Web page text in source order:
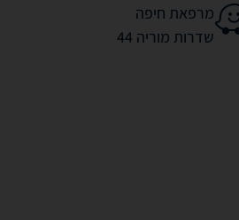
מרפאת חיפה
שדרות מוריה 44